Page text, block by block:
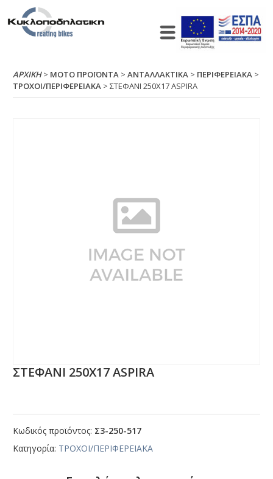
ΑΡΧΙΚΉ> ΜΟΤΟ ΠΡΟΪΟΝΤΑ >ΑΝΤΑΛΛΑΚΤΙΚΑ > ΠΕΡΙΦΕΡΕΙΑΚΑ >
ΤΡΟΧΟΙ/ΠΕΡΙΦΕΡΕΙΑΚΑ > ΣΤΕΦΑΝΙ 250Χ17 ΑSΡΙRΑ
ΣΤΕΦΑΝΙ 250Χ17 ΑSΡΙRΑ
Κωδικός προϊόντος: Σ3-250-517
Κατηγορία: ΤΡΟΧΟΙ/ΠΕΡΙΦΕΡΕΙΑΚΑ